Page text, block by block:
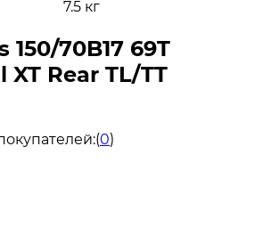
7.5 кг
70B17 69T
XT Rear TL/TT
(0)